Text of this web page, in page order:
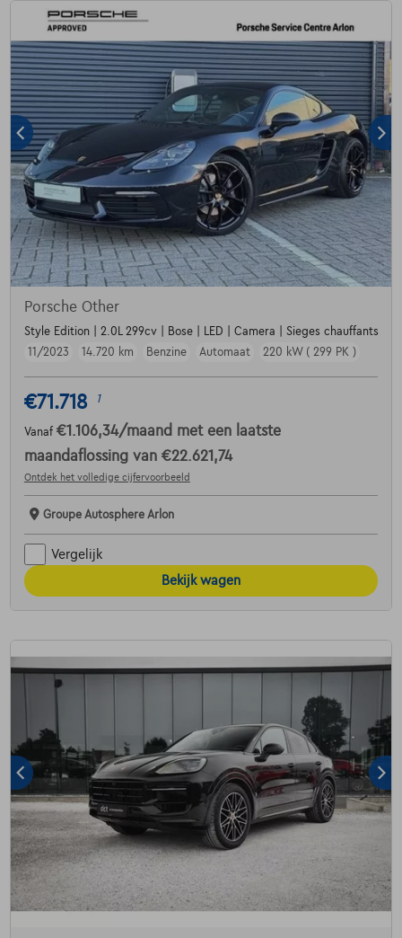
Porsche Other
Style Edition | 2.0L 299cv | Bose | LED | Camera | Sieges chauffants
11/2023
14.720 km Benzine Automaat 220 kW ( 299 PK )
€71.718 1
Vanaf €1.106,34/maand met een laatste
maandaflossing van €22.621,74
Ontdek het volledige cijfervoorbeeld
Groupe Autosphere Arlon
Vergelijk
Bekijk wagen